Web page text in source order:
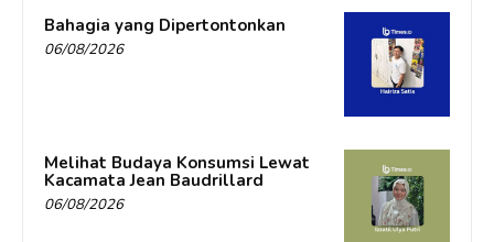
Bahagia yang Dipertontonkan
06/08/2026
Melihat Budaya Konsumsi Lewat
Kacamata Jean Baudrillard
06/08/2026